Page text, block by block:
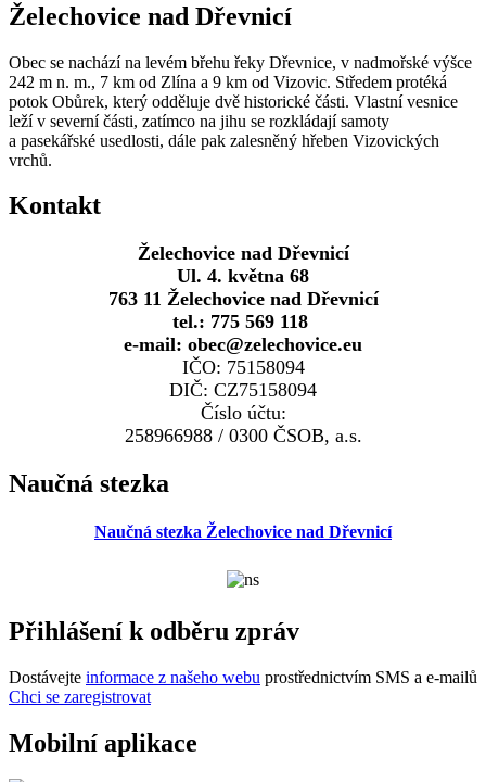
Želechovice nad Dřevnicí
Obec se nachází na levém břehu řeky Dřevnice, v nadmořské výšce
242 m n. m., 7 km od Zlína a 9 km od Vizovic. Středem protéká
potok Obůrek, který odděluje dvě historické části. Vlastní vesnice
leží v severní části, zatímco na jihu se rozkládají samoty
a pasekářské usedlosti, dále pak zalesněný hřeben Vizovických
vrchů.
Kontakt
Želechovice nad Dřevnicí
Ul. 4. května 68
763 11 Želechovice nad Dřevnicí
tel.: 775 569 118
e-mail: obec@zelechovice.eu
IČO: 75158094
DIČ: CZ75158094
Číslo účtu:
258966988 / 0300 ČSOB, a.s.
Naučná stezka
Naučná stezka Želechovice nad Dřevnicí
Přihlášení k odběru zpráv
Dostávejte informace z našeho webu prostřednictvím SMS a e-mailů
Chci se zaregistrovat
Mobilní aplikace